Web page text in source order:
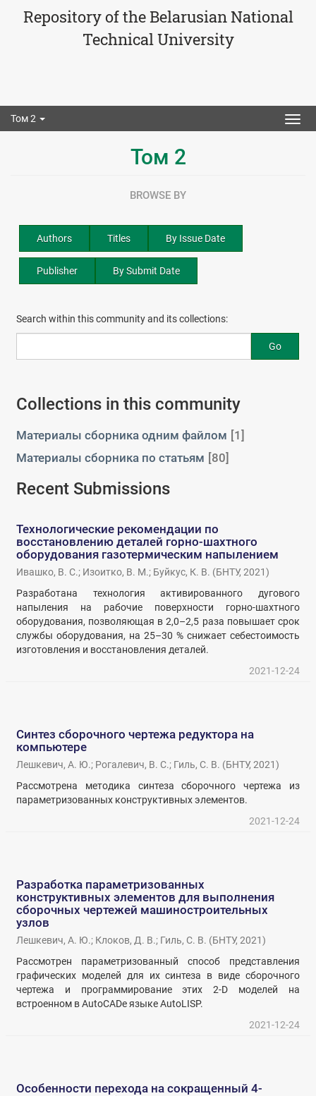
Repository of the Belarusian National
Technical University
Том 2
Том 2
BROWSE BY
Authors Titles By Issue Date
Publisher By Submit Date
Search within this community and its collections:
Go
Collections in this community
Материалы сборника одним файлом [1]
Материалы сборника по статьям [80]
Recent Submissions
Технологические рекомендации по
восстановлению деталей горно-шахтного
оборудования газотермическим напылением
Ивашко, В. С.; Изоитко, В. М.; Буйкус, К. В. (БНТУ,2021)
Разработана технология активированного дугового
напыления на рабочие поверхности горно-шахтного
оборудования, позволяющая в 2,0–2,5 раза повышает срок
службы оборудования, на 25–30 % снижает себестоимость
изготовления и восстановления деталей.
2021-12-24
Синтез сборочного чертежа редуктора на
компьютере
Лешкевич, А. Ю.; Рогалевич, В. С.; Гиль, С. В. (БНТУ,2021)
Рассмотрена методика синтеза сборочного чертежа из
параметризованных конструктивных элементов.
2021-12-24
Разработка параметризованных
конструктивных элементов для выполнения
сборочных чертежей машиностроительных
узлов
Лешкевич, А. Ю.; Клоков, Д. В.; Гиль, С. В. (БНТУ,2021)
Рассмотрен параметризованный способ представления
графических моделей для их синтеза в виде сборочного
чертежа и программирование этих 2-D моделей на
встроенном в AutoCADе языке AutoLISP.
2021-12-24
Особенности перехода на сокращенный 4-